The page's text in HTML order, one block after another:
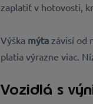
zaplatiť v hotovosti,
Výška mýta závisí od
platia výrazne viac.
Vozidlá s